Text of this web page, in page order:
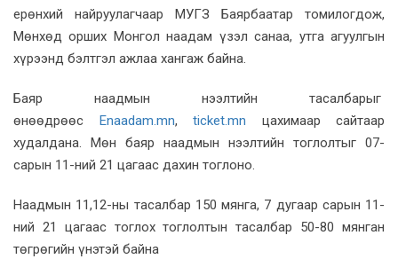
ерөнхий найруулагчаар МУГЗ Баярбаатар томилогдож,
Мөнхөд орших Монгол наадам үзэл санаа, утга агуулгын
хүрээнд бэлтгэл ажлаа хангаж байна.
Баяр наадмын нээлтийн тасалбарыг
өнөөдрөөс Enaadam.mn, ticket.mn цахимаар сайтаар
худалдана. Мөн баяр наадмын нээлтийн тоглолтыг 07-
сарын 11-ний 21 цагаас дахин тоглоно.
Наадмын 11,12-ны тасалбар 150 мянга, 7 дугаар сарын 11-
ний 21 цагаас тоглох тоглолтын тасалбар 50-80 мянган
төгрөгийн үнэтэй байна